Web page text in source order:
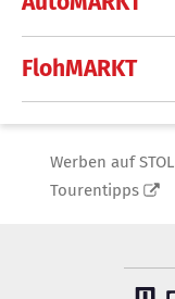
FlohMARKT
Werben auf STOL
Tourentipps